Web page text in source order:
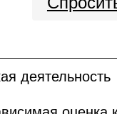
деятельность